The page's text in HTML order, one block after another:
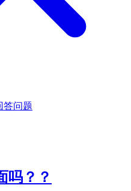
答问题
吗？？